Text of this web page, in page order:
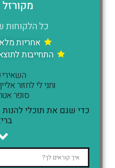
מקורזל
כל הלקוחות
אחריות
התחייבות
ותני לי לחזור
סופר
כדי שגם את תוכלי